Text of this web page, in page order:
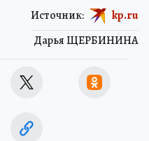
Дарья ЩЕРБИНИНА
Источник: kp.ru